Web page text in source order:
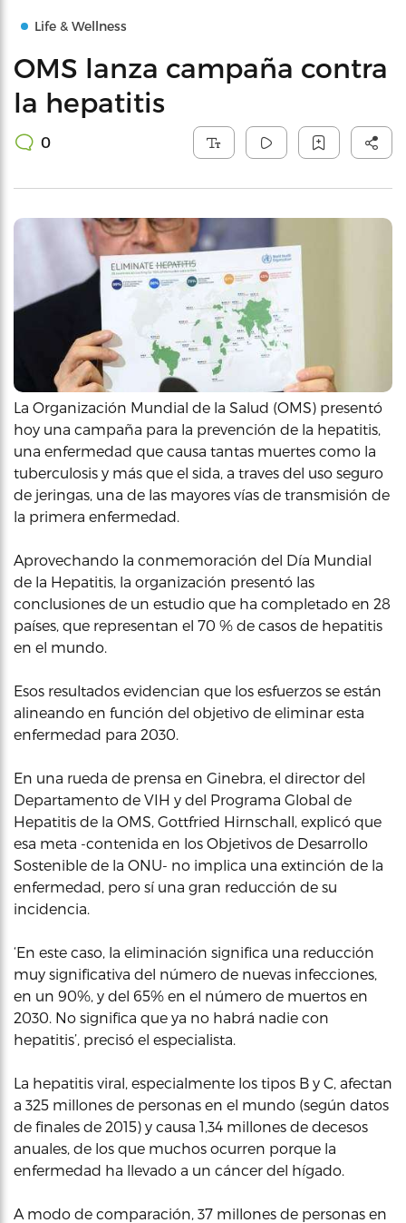
Life & Wellness
OMS lanza campaña contra
la hepatitis
0
La Organización Mundial de la Salud (OMS) presentó
hoy una campaña para la prevención de la hepatitis,
una enfermedad que causa tantas muertes como la
tuberculosis y más que el sida, a traves del uso seguro
de jeringas, una de las mayores vías de transmisión de
la primera enfermedad.
Aprovechando la conmemoración del Día Mundial
de la Hepatitis, la organización presentó las
conclusiones de un estudio que ha completado en 28
países, que representan el 70 % de casos de hepatitis
en el mundo.
Esos resultados evidencian que los esfuerzos se están
alineando en función del objetivo de eliminar esta
enfermedad para 2030.
En una rueda de prensa en Ginebra, el director del
Departamento de VIH y del Programa Global de
Hepatitis de la OMS, Gottfried Hirnschall, explicó que
esa meta -contenida en los Objetivos de Desarrollo
Sostenible de la ONU- no implica una extinción de la
enfermedad, pero sí una gran reducción de su
incidencia.
‘En este caso, la eliminación significa una reducción
muy significativa del número de nuevas infecciones,
en un 90%, y del 65% en el número de muertos en
2030. No significa que ya no habrá nadie con
hepatitis’, precisó el especialista.
La hepatitis viral, especialmente los tipos B y C, afectan
a 325 millones de personas en el mundo (según datos
de finales de 2015) y causa 1,34 millones de decesos
anuales, de los que muchos ocurren porque la
enfermedad ha llevado a un cáncer del hígado.
A modo de comparación, 37 millones de personas en